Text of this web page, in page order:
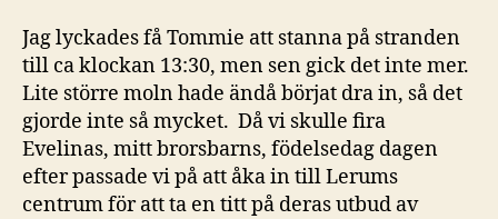
Jag lyckades få Tommie att stanna på stranden
till ca klockan 13:30, men sen gick det inte mer.
Lite större moln hade ändå börjat dra in, så det
gjorde inte så mycket. Då vi skulle fira
Evelinas, mitt brorsbarns, födelsedag dagen
efter passade vi på att åka in till Lerums
centrum för att ta en titt på deras utbud av